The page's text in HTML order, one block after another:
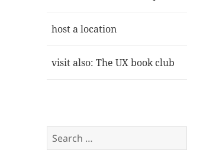
host a location
visit also: The UX book club
Search
for: